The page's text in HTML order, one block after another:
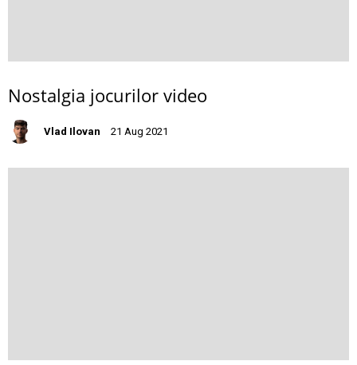
Nostalgia jocurilor video
Vlad Ilovan 21 Aug 2021